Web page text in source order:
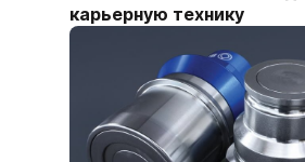
карьерную технику